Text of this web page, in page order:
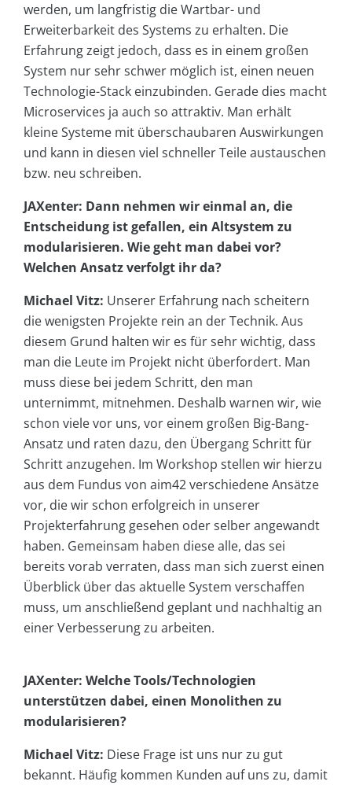
werden, um langfristig die Wartbar- und
Erweiterbarkeit des Systems zu erhalten. Die
Erfahrung zeigt jedoch, dass es in einem großen
System nur sehr schwer möglich ist, einen neuen
Technologie-Stack einzubinden. Gerade dies macht
Microservices ja auch so attraktiv. Man erhält
kleine Systeme mit überschaubaren Auswirkungen
und kann in diesen viel schneller Teile austauschen
bzw. neu schreiben.
JAXenter: Dann nehmen wir einmal an, die
Entscheidung ist gefallen, ein Altsystem zu
modularisieren. Wie geht man dabei vor?
Welchen Ansatz verfolgt ihr da?
Michael Vitz: Unserer Erfahrung nach scheitern
die wenigsten Projekte rein an der Technik. Aus
diesem Grund halten wir es für sehr wichtig, dass
man die Leute im Projekt nicht überfordert. Man
muss diese bei jedem Schritt, den man
unternimmt, mitnehmen. Deshalb warnen wir, wie
schon viele vor uns, vor einem großen Big-Bang-
Ansatz und raten dazu, den Übergang Schritt für
Schritt anzugehen. Im Workshop stellen wir hierzu
aus dem Fundus von aim42 verschiedene Ansätze
vor, die wir schon erfolgreich in unserer
Projekterfahrung gesehen oder selber angewandt
haben. Gemeinsam haben diese alle, das sei
bereits vorab verraten, dass man sich zuerst einen
Überblick über das aktuelle System verschaffen
muss, um anschließend geplant und nachhaltig an
einer Verbesserung zu arbeiten.
JAXenter: Welche Tools/Technologien
unterstützen dabei, einen Monolithen zu
modularisieren?
Michael Vitz: Diese Frage ist uns nur zu gut
bekannt. Häufig kommen Kunden auf uns zu, damit